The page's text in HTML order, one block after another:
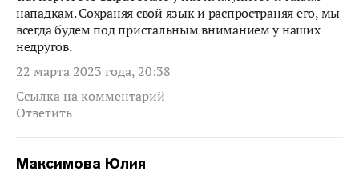
нападкам. Сохраняя свой язык и распространяя его, мы
всегда будем под пристальным вниманием у наших
недругов.
22 марта 2023 года, 20:38
Ссылка на комментарий
Ответить
Максимова Юлия